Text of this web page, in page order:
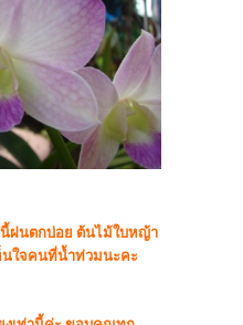
ฝนตกบ่อย ต้นไม้ใบหญ้า
นใจคนที่น้ำท่วมนะคะ